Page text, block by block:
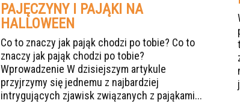
PAJĘCZYNY I PAJĄKI NA
HALLOWEEN
Co to znaczy jak pająk chodzi po tobie? Co to
znaczy jak pająk chodzi po tobie?
Wprowadzenie W dzisiejszym artykule
przyjrzymy się jednemu z najbardziej
intrygujących zjawisk związanych z pająkami...